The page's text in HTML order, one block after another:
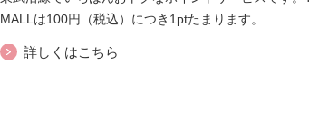
MALLは100円（税込）につき1ptたまります。
詳しくはこちら